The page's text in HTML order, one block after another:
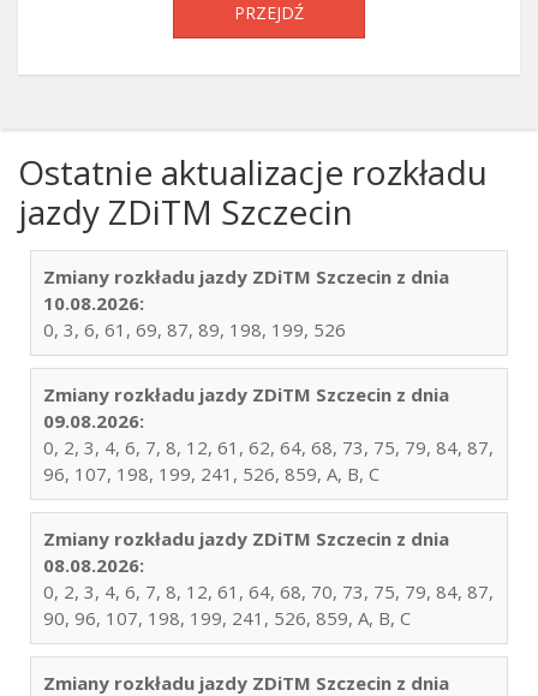
PRZEJDŹ
Ostatnie aktualizacje rozkładu
jazdy ZDiTM Szczecin
Zmiany rozkładu jazdy ZDiTM Szczecin z dnia
10.08.2026:
0, 3, 6, 61, 69, 87, 89, 198, 199, 526
Zmiany rozkładu jazdy ZDiTM Szczecin z dnia
09.08.2026:
0, 2, 3, 4, 6, 7, 8, 12, 61, 62, 64, 68, 73, 75, 79, 84, 87,
96, 107, 198, 199, 241, 526, 859, A, B, C
Zmiany rozkładu jazdy ZDiTM Szczecin z dnia
08.08.2026:
0, 2, 3, 4, 6, 7, 8, 12, 61, 64, 68, 70, 73, 75, 79, 84, 87,
90, 96, 107, 198, 199, 241, 526, 859, A, B, C
Zmiany rozkładu jazdy ZDiTM Szczecin z dnia